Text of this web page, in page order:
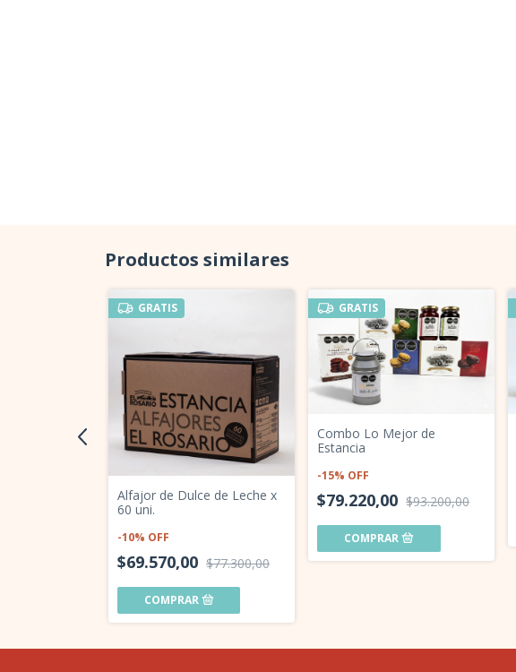
Productos similares
GRATIS
Alfajor de Dulce de Leche x
60 uni.
-10% OFF
$69.570,00 $77.300,00
GRATIS
Combo Lo Mejor de
Estancia
-15% OFF
$79.220,00 $93.200,00